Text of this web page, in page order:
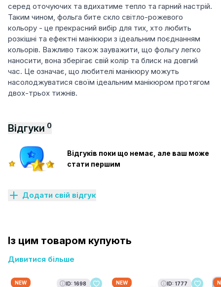
серед оточуючих та вдихатиме тепло та гарний настрій.
Таким чином, фольга бите скло світло-рожевого
кольору - це прекрасний вибір для тих, хто любить
розкішні та ефектні манікюри з ідеальним поєднанням
кольорів. Важливо також зауважити, що фольгу легко
наносити, вона зберігає свій колір та блиск на довгий
час. Це означає, що любителі манікюру можуть
насолоджуватися своїм ідеальним манікюром протягом
двох-трьох тижнів.
Відгуки 0
Відгуків поки що немає, але ваш може
стати першим
Додати свій відгук
Із цим товаром купують
Дивитися більше
NEW ID: 1698 NEW ID: 1777